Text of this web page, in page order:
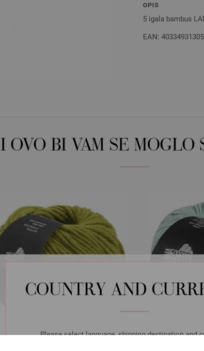
COUNTRY AND
Please select language, shipping destination and
OPIS
5 igala bambus
EAN:
I OVO BI VAM SE MOGLO